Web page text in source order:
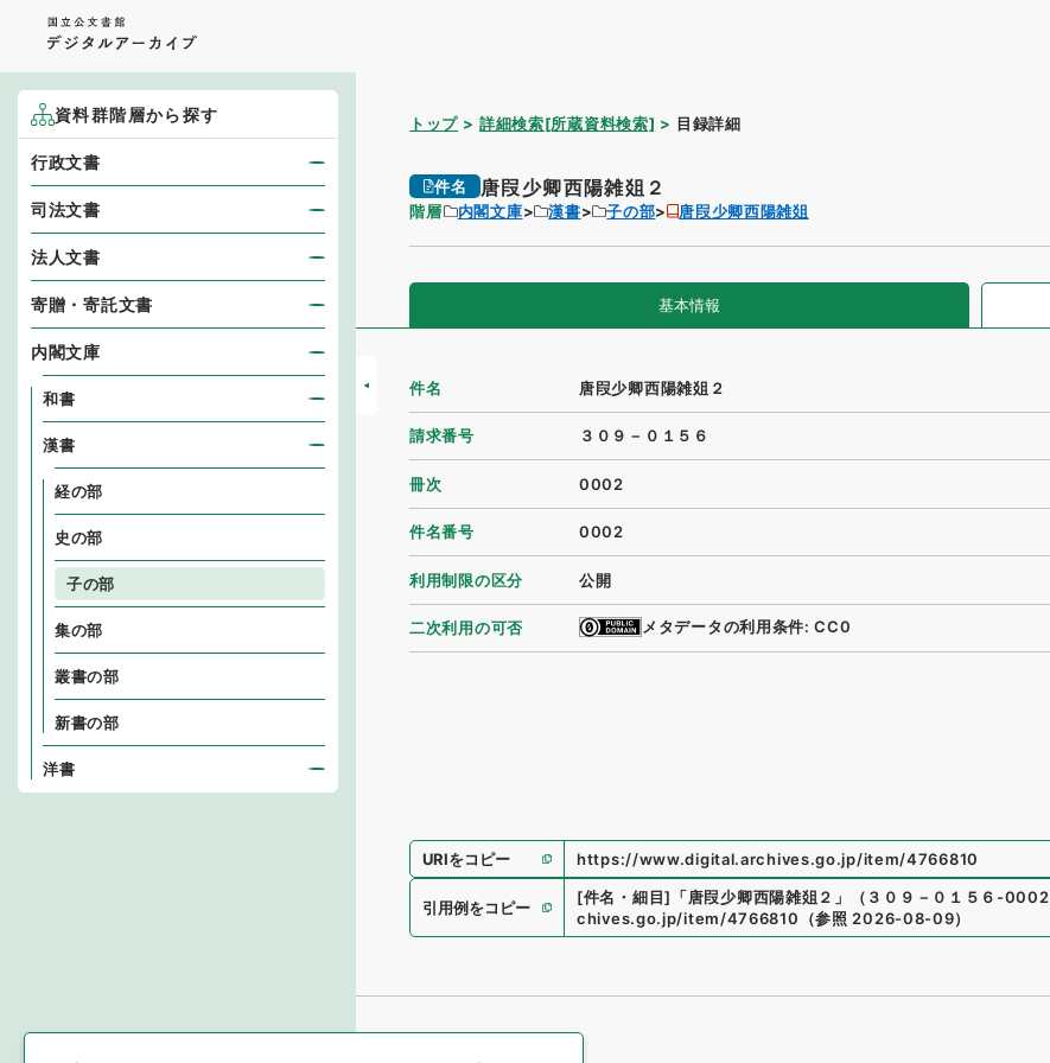
トップ 詳細検索[所蔵資料検索] 目録詳細
件名 唐叚少卿西陽雑爼２
階層 内閣文庫 漢書 子の部 唐叚少卿西陽雑爼
基本情報
件名 唐叚少卿西陽雑爼２
請求番号 ３０９－０１５６
冊次 0002
件名番号 0002
利用制限の区分 公開
二次利用の可否 メタデータの利用条件: CC0
URIをコピー https://www.digital.archives.go.jp/item/4766810
引用例をコピー
[件名・細目] 「唐叚少卿西陽雑爼２ 」 （ ３０９－０１５６-0002
chives.go.jp/item/4766810 （参照 2026-08-09）
資料群階層から探す
行政文書
司法文書
法人文書
寄贈・寄託文書
内閣文庫
和書
漢書
経の部
史の部
子の部
集の部
叢書の部
新書の部
洋書